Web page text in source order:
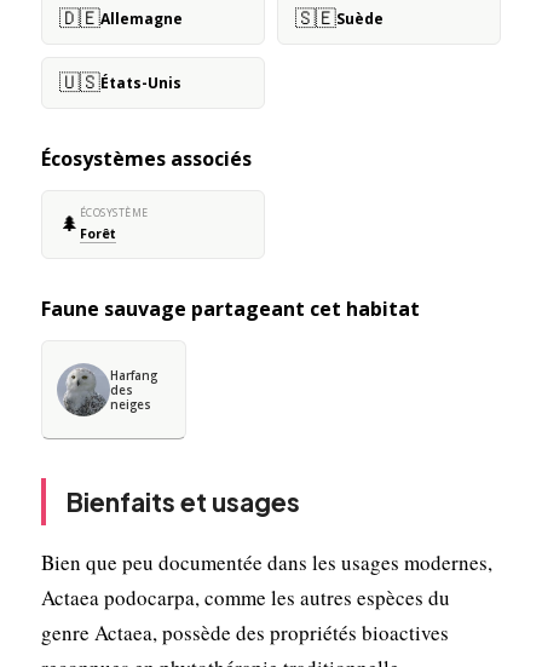
🇩🇪Allemagne 🇸🇪Suède
🇺🇸États-Unis
Écosystèmes associés
🌲 ÉCOSYSTÈME
Forêt
Faune sauvage partageant cet habitat
Harfang
des
neiges
Bienfaits et usages
Bien que peu documentée dans les usages modernes,
Actaea podocarpa, comme les autres espèces du
genre Actaea, possède des propriétés bioactives